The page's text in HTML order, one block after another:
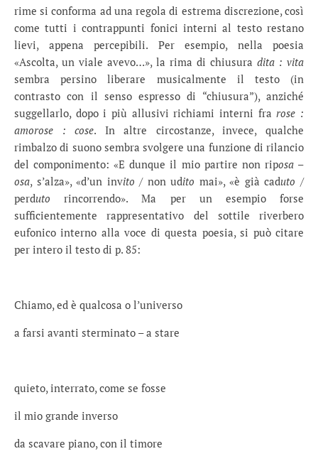
rime si conforma ad una regola di estrema discrezione, così
come tutti i contrappunti fonici interni al testo restano
lievi, appena percepibili. Per esempio, nella poesia
«Ascolta, un viale avevo…», la rima di chiusura dita : vita
sembra persino liberare musicalmente il testo (in
contrasto con il senso espresso di “chiusura”), anziché
suggellarlo, dopo i più allusivi richiami interni frarose :
amorose : cose. In altre circostanze, invece, qualche
rimbalzo di suono sembra svolgere una funzione di rilancio
del componimento: «E dunque il mio partire non riposa–
osa, s’alza», «d’un invito / non udito mai», «è già caduto /
perduto rincorrendo». Ma per un esempio forse
sufficientemente rappresentativo del sottile riverbero
eufonico interno alla voce di questa poesia, si può citare
per intero il testo di p. 85:
Chiamo, ed è qualcosa o l’universo
a farsi avanti sterminato – a stare
quieto, interrato, come se fosse
il mio grande inverso
da scavare piano, con il timore